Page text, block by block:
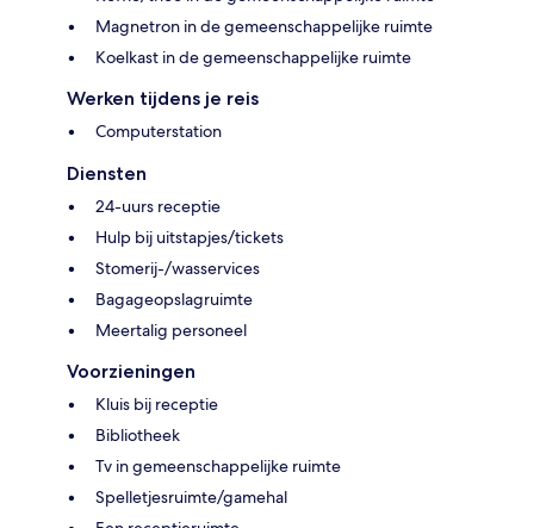
Magnetron in de gemeenschappelijke ruimte
Koelkast in de gemeenschappelijke ruimte
Werken tijdens je reis
Computerstation
Diensten
24-uurs receptie
Hulp bij uitstapjes/tickets
Stomerij-/wasservices
Bagageopslagruimte
Meertalig personeel
Voorzieningen
Kluis bij receptie
Bibliotheek
Tv in gemeenschappelijke ruimte
Spelletjesruimte/gamehal